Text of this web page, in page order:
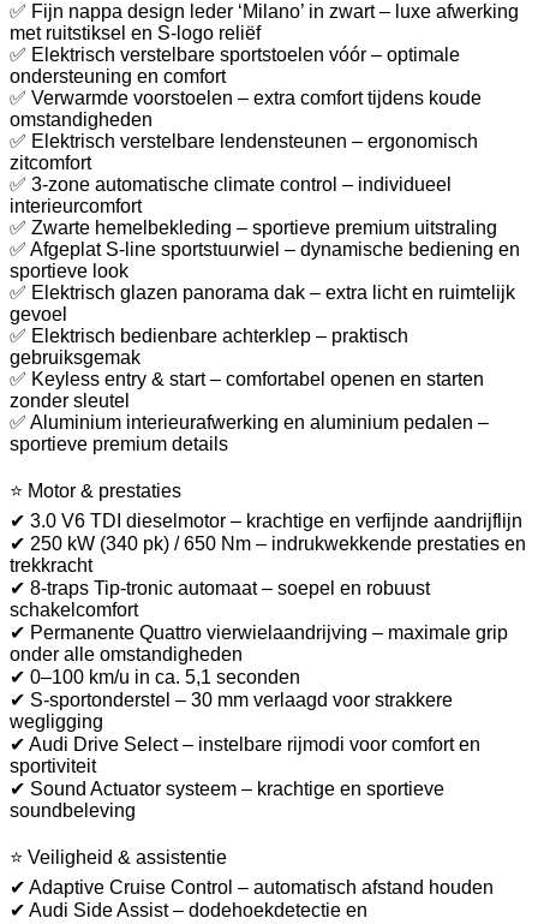
✅ Fijn nappa design leder ‘Milano’ in zwart – luxe afwerking
met ruitstiksel en S-logo reliëf
✅ Elektrisch verstelbare sportstoelen vóór – optimale
ondersteuning en comfort
✅ Verwarmde voorstoelen – extra comfort tijdens koude
omstandigheden
✅ Elektrisch verstelbare lendensteunen – ergonomisch
zitcomfort
✅ 3-zone automatische climate control – individueel
interieurcomfort
✅ Zwarte hemelbekleding – sportieve premium uitstraling
✅ Afgeplat S-line sportstuurwiel – dynamische bediening en
sportieve look
✅ Elektrisch glazen panorama dak – extra licht en ruimtelijk
gevoel
✅ Elektrisch bedienbare achterklep – praktisch
gebruiksgemak
✅ Keyless entry & start – comfortabel openen en starten
zonder sleutel
✅ Aluminium interieurafwerking en aluminium pedalen –
sportieve premium details
⭐ Motor & prestaties
✔ 3.0 V6 TDI dieselmotor – krachtige en verfijnde aandrijflijn
✔ 250 kW (340 pk) / 650 Nm – indrukwekkende prestaties en
trekkracht
✔ 8-traps Tip-tronic automaat – soepel en robuust
schakelcomfort
✔ Permanente Quattro vierwielaandrijving – maximale grip
onder alle omstandigheden
✔ 0–100 km/u in ca. 5,1 seconden
✔ S-sportonderstel – 30 mm verlaagd voor strakkere
wegligging
✔ Audi Drive Select – instelbare rijmodi voor comfort en
sportiviteit
✔ Sound Actuator systeem – krachtige en sportieve
soundbeleving
⭐ Veiligheid & assistentie
✔ Adaptive Cruise Control – automatisch afstand houden
✔ Audi Side Assist – dodehoekdetectie en